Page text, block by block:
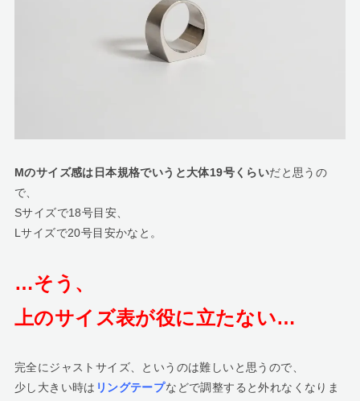
Mのサイズ感は日本規格でいうと大体19号くらいだと思うの
で、
Sサイズで18号目安、
Lサイズで20号目安かなと。
…そう、
上のサイズ表が役に立たない…
完全にジャストサイズ、というのは難しいと思うので、
少し大きい時は リングテープなどで調整すると外れなくなりま